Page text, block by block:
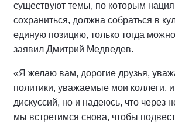
существуют темы, по которым
сохраниться, должна собраться в
единую позицию, только тогда
заявил Дмитрий Медведев.
«Я желаю вам, дорогие друзья,
политики, уважаемые мои коллеги,
дискуссий, но и надеюсь, что через
мы встретимся снова, чтобы